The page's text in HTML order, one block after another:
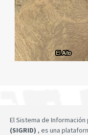
El Sistema de
(SIGRID) , es una